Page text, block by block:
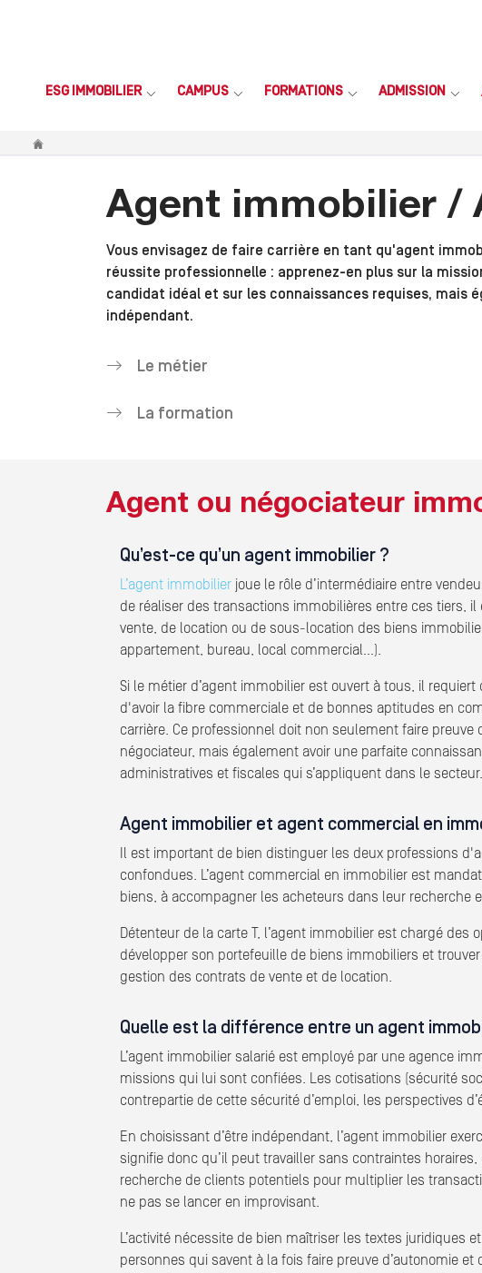
ESG IMMOBILIER CAMPUS FORMATIONS ADMISSION
Vous êtes ici
Agent immobilier /
Vous envisagez de faire carrière en tant qu'agent
réussite professionnelle : apprenez-en plus sur la
candidat idéal et sur les connaissances requises, mais
indépendant.
Le métier
La formation
Agent ou négociateur
Qu’est-ce qu’un agent immobilier ?
L’agent immobilier joue le rôle d’intermédiaire entre
de réaliser des transactions immobilières entre ces tiers,
vente, de location ou de sous-location des biens
appartement, bureau, local commercial…).
Si le métier d’agent immobilier est ouvert à tous, il
d'avoir la fibre commerciale et de bonnes aptitudes en
carrière. Ce professionnel doit non seulement faire
négociateur, mais également avoir une parfaite
administratives et fiscales qui s’appliquent dans le secteur.
Agent immobilier et agent commercial en
Il est important de bien distinguer les deux professions
confondues. L’agent commercial en immobilier est
biens, à accompagner les acheteurs dans leur recherche
Détenteur de la carte T, l’agent immobilier est chargé
développer son portefeuille de biens immobiliers et
gestion des contrats de vente et de location.
Quelle est la différence entre un agent
L’agent immobilier salarié est employé par une agence
missions qui lui sont confiées. Les cotisations (sécurité
contrepartie de cette sécurité d’emploi, les perspectives
En choisissant d’être indépendant, l’agent immobilier
signifie donc qu’il peut travailler sans contraintes
recherche de clients potentiels pour multiplier les
ne pas se lancer en improvisant.
L’activité nécessite de bien maîtriser les textes
personnes qui savent à la fois faire preuve d’autonomie